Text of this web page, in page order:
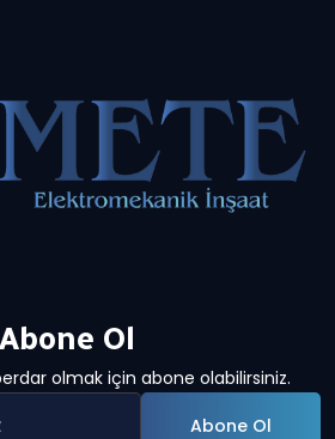
Abone Ol
olmak için abone olabilirsiniz.
Abone Ol